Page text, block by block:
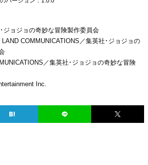
ジョジョの奇妙な冒険製作委員会
COMMUNICATIONS／集英社･ジョジョの
／集英社･ジョジョの奇妙な冒険
Inc.